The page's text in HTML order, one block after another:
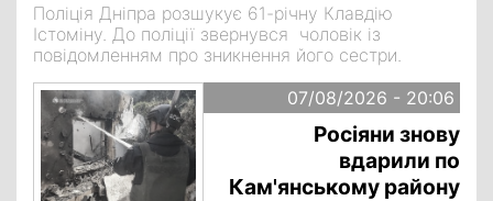
Поліція Дніпра розшукує 61-річну Клавдію
Істоміну. До поліції звернувся чоловік із
повідомленням про зникнення його сестри.
07/08/2026 - 20:06
Росіяни знову
вдарили по
Кам'янському району